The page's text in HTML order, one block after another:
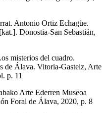
Antonio Ortiz Echagüe.
Donostia-San Sebastián,
misterios del cuadro.
de Álava. Vitoria-Gasteiz, Arte
p. 11
Arte Ederren Museoa
Foral de Álava, 2020, p. 8